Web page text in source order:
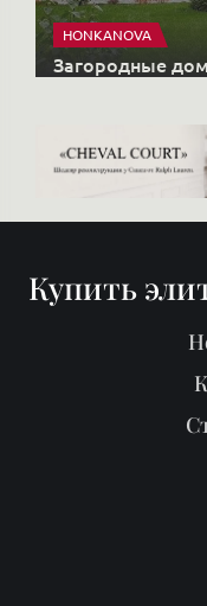
HONKANOVA
Загородные
Купить